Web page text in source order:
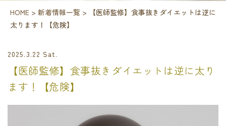
HOME > 新着情報一覧 >
【医師監修】食事抜きダイエットは逆に
太ります！【危険】
2025.3.22 Sat.
【医師監修】食事抜きダイエットは逆に太り
ます！【危険】